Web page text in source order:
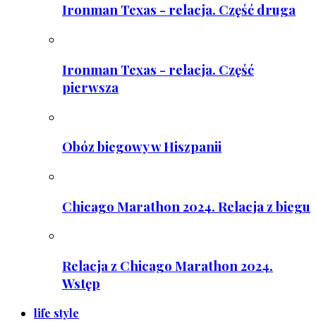
Ironman Texas - relacja. Część druga
Ironman Texas - relacja. Część
pierwsza
Obóz biegowy w Hiszpanii
Chicago Marathon 2024. Relacja z biegu
Relacja z Chicago Marathon 2024.
Wstęp
life style